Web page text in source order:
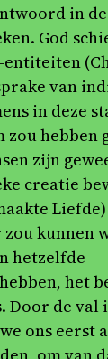
in
God
van
in deze
hebben
zijn
creatie
kunnen
hetzelfde
het
Door de val
ons eerst